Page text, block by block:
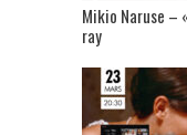
Mikio Naruse –
ray